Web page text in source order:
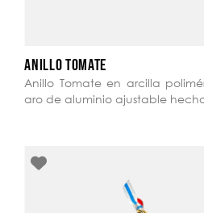
ANILLO TOMATE
Anillo Tomate en arcilla
aro de aluminio ajustable